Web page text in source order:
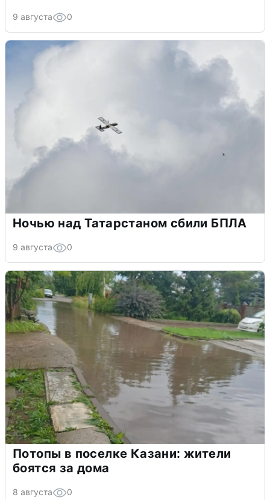
9 августа 0
Ночью над Татарстаном сбили БПЛА
9 августа 0
Потопы в поселке Казани: жители
боятся за дома
8 августа 0